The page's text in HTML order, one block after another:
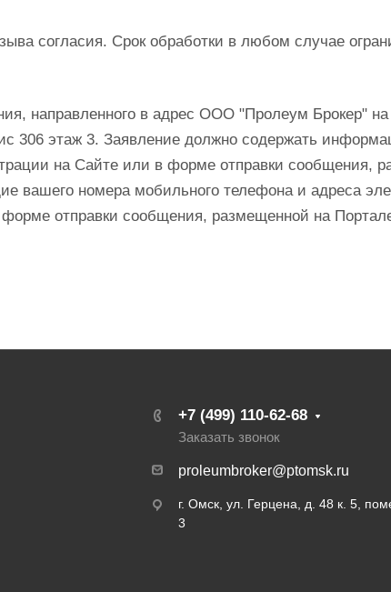
направленного в адрес ООО "Пролеум Брокер"
306 этаж 3. Заявление должно содержать
на Сайте или в форме отправки сообщения,
вашего номера мобильного телефона и адреса
отправки сообщения, размещенной на
согласия. Срок обработки в любом случае
+7 (499) 110-62-68
Заказать звонок
proleumbroker@ptomsk.ru
г. Омск, ул. Герцена, д. 48 к. 5,
3